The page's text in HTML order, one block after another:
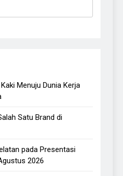
Menuju Dunia Kerja
Satu Brand di
pada Presentasi
2026